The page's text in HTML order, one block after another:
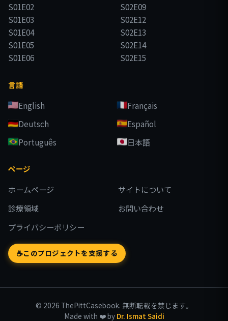
S01E02
S01E03
S01E04
S01E05
S01E06
S02E09
S02E12
S02E13
S02E14
S02E15
言語
English
Français
Deutsch
Español
Português
日本語
ページ
ホームページ
サイトについて
診療領域
お問い合わせ
プライバシーポリシー
☕このプロジェクトを支援する
© 2026 ThePittCasebook. 無断転載を禁じます。
Made with ❤️by Dr. Ismat Saidi